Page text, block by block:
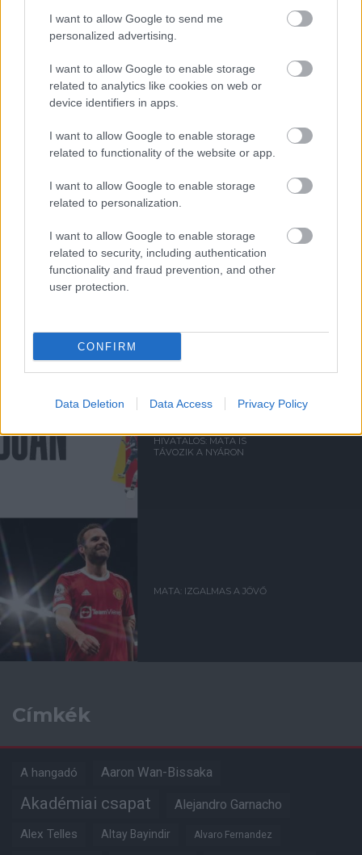
I want to allow Google to send me
personalized advertising.
I want to allow Google to enable storage
related to analytics like cookies on web or
device identifiers in apps.
I want to allow Google to enable storage
related to functionality of the website or app.
I want to allow Google to enable storage
related to personalization.
I want to allow Google to enable storage
related to security, including authentication
functionality and fraud prevention, and other
user protection.
CONFIRM
Data Deletion Data Access Privacy Policy
Kapcsolódó hírek
JUAN MATA
MATA: CSAKIS KÖSZÖNETET
HIVATALOS: MATA IS
TÁVOZIK A NYÁRON
MATA: IZGALMAS A JÖVŐ
Címkék
A hangadó Aaron Wan-Bissaka
Akadémiai csapat Alejandro Garnacho
Alex Telles Altay Bayindir Alvaro Fernandez